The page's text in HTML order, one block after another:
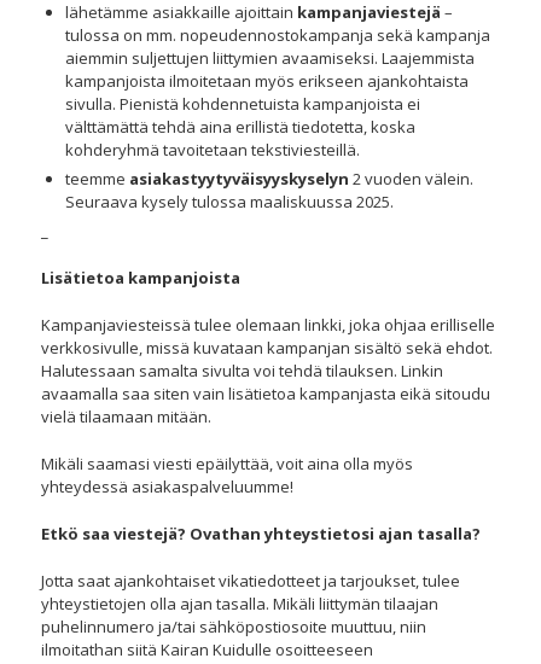
lähetämme asiakkaille ajoittain kampanjaviestejä –
tulossa on mm. nopeudennostokampanja sekä kampanja
aiemmin suljettujen liittymien avaamiseksi. Laajemmista
kampanjoista ilmoitetaan myös erikseen ajankohtaista
sivulla. Pienistä kohdennetuista kampanjoista ei
välttämättä tehdä aina erillistä tiedotetta, koska
kohderyhmä tavoitetaan tekstiviesteillä.
teemme asiakastyytyväisyyskyselyn 2 vuoden välein.
Seuraava kysely tulossa maaliskuussa 2025.
Lisätietoa kampanjoista
Kampanjaviesteissä tulee olemaan linkki, joka ohjaa erilliselle
verkkosivulle, missä kuvataan kampanjan sisältö sekä ehdot.
Halutessaan samalta sivulta voi tehdä tilauksen. Linkin
avaamalla saa siten vain lisätietoa kampanjasta eikä sitoudu
vielä tilaamaan mitään.
Mikäli saamasi viesti epäilyttää, voit aina olla myös
yhteydessä asiakaspalveluumme!
Etkö saa viestejä? Ovathan yhteystietosi ajan tasalla?
Jotta saat ajankohtaiset vikatiedotteet ja tarjoukset, tulee
yhteystietojen olla ajan tasalla. Mikäli liittymän tilaajan
puhelinnumero ja/tai sähköpostiosoite muuttuu, niin
ilmoitathan siitä Kairan Kuidulle osoitteeseen